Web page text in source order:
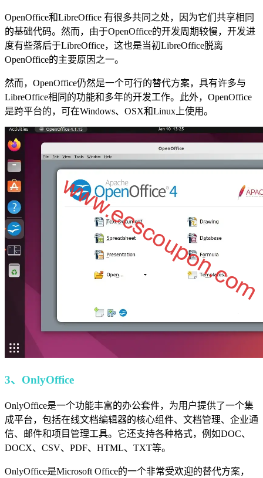
OpenOffice和LibreOffice 有很多共同之处，因为它们共享相同
的基础代码。然而，由于OpenOffice的开发周期较慢，开发进
度有些落后于LibreOffice，这也是当初LibreOffice脱离
OpenOffice的主要原因之一。
然而，OpenOffice仍然是一个可行的替代方案，具有许多与
LibreOffice相同的功能和多年的开发工作。此外，OpenOffice
是跨平台的，可在Windows、OSX和Linux上使用。
3、OnlyOffice
OnlyOffice是一个功能丰富的办公套件，为用户提供了一个集
成平台，包括在线文档编辑器的核心组件、文档管理、企业通
信、邮件和项目管理工具。它还支持各种格式，例如DOC、
DOCX、CSV、PDF、HTML、TXT等。
OnlyOffice是Microsoft Office的一个非常受欢迎的替代方案，